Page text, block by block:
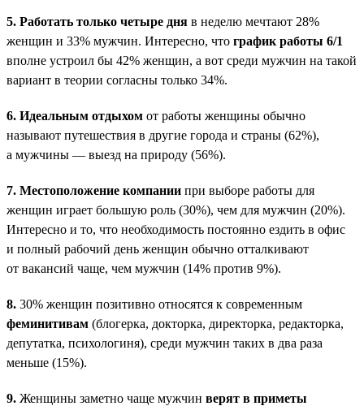
5. Работать только четыре дня в неделю мечтают 28%
женщин и 33% мужчин. Интересно, что график работы 6/1
вполне устроил бы 42% женщин, а вот среди мужчин на такой
вариант в теории согласны только 34%.
6. Идеальным отдыхом от работы женщины обычно
называют путешествия в другие города и страны (62%),
а мужчины — выезд на природу (56%).
7. Местоположение компании при выборе работы для
женщин играет большую роль (30%), чем для мужчин (20%).
Интересно и то, что необходимость постоянно ездить в офис
и полный рабочий день женщин обычно отталкивают
от вакансий чаще, чем мужчин (14% против 9%).
8. 30% женщин позитивно относятся к современным
феминитивам (блогерка, докторка, директорка, редакторка,
депутатка, психологиня), среди мужчин таких в два раза
меньше (15%).
9. Женщины заметно чаще мужчин верят в приметы